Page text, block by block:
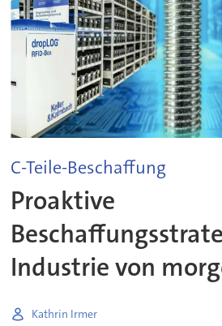
C-Teile-Beschaffung
Proaktive
Industrie von
Kathrin Irmer